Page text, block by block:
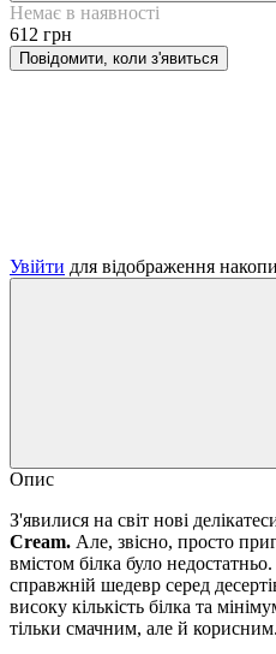
Немає в наявності
612 грн
Повідомити, коли з'явиться
Увійти для відображення
Опис
З'явилися на світ нові
Cream. Але, звісно, просто
вмістом білка було
справжній шедевр серед
високу кількість білка та
тільки смачним, але й корисним.